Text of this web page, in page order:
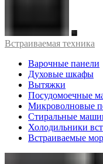
Встраиваемая техника
Варочные панели
Духовые шкафы
Вытяжки
Посудомоечные
Микроволновые
Стиральные
Холодильники
Встраиваемые